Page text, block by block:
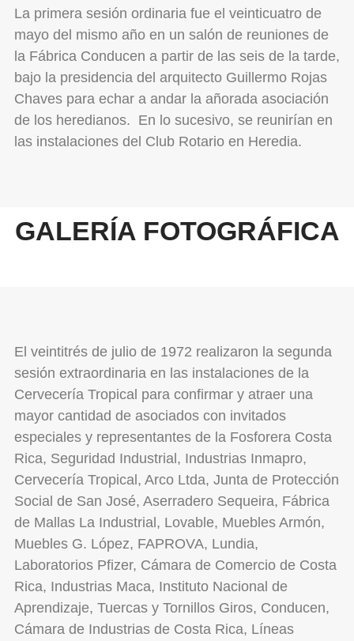
La primera sesión ordinaria fue el veinticuatro de
mayo del mismo año en un salón de reuniones de
la Fábrica Conducen a partir de las seis de la tarde,
bajo la presidencia del arquitecto Guillermo Rojas
Chaves para echar a andar la añorada asociación
de los heredianos. En lo sucesivo, se reunirían en
las instalaciones del Club Rotario en Heredia.
GALERÍA FOTOGRÁFICA
El veintitrés de julio de 1972 realizaron la segunda
sesión extraordinaria en las instalaciones de la
Cervecería Tropical para confirmar y atraer una
mayor cantidad de asociados con invitados
especiales y representantes de la Fosforera Costa
Rica, Seguridad Industrial, Industrias Inmapro,
Cervecería Tropical, Arco Ltda, Junta de Protección
Social de San José, Aserradero Sequeira, Fábrica
de Mallas La Industrial, Lovable, Muebles Armón,
Muebles G. López, FAPROVA, Lundia,
Laboratorios Pfizer, Cámara de Comercio de Costa
Rica, Industrias Maca, Instituto Nacional de
Aprendizaje, Tuercas y Tornillos Giros, Conducen,
Cámara de Industrias de Costa Rica, Líneas